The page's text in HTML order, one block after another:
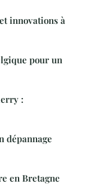
innovations à
pour un
:
dépannage
en Bretagne